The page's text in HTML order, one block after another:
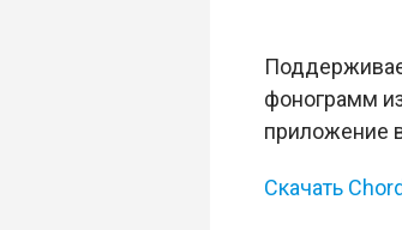
фонограмм
приложение
Скачать